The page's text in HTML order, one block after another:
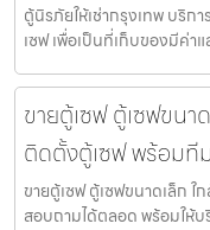
ตู้นิรภัยให้เช่ากรุงเทพ บริก
เซฟ เพื่อเป็นที่เก็บของมีค่า
ขายตู้เซฟ ตู้เซฟขนา
ติดตั้งตู้เซฟ พร้อมที
ขายตู้เซฟ ตู้เซฟขนาดเล็ก
สอบถามได้ตลอด พร้อมให้บ